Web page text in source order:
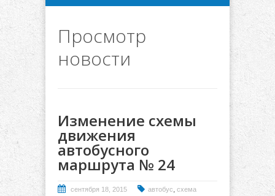
Просмотр
новости
Изменение схемы
движения
автобусного
маршрута № 24
сентября 18, 2015 автобус, схема